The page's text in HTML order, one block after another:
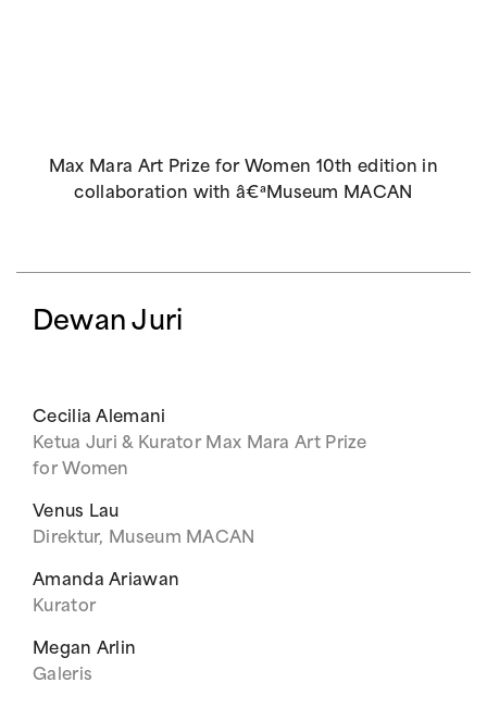
Max Mara Art Prize for Women 10th edition in
collaboration with â€ªMuseum MACAN
Dewan Juri
Cecilia Alemani
Ketua Juri & Kurator Max Mara Art Prize
for Women
Venus Lau
Direktur, Museum MACAN
Amanda Ariawan
Kurator
Megan Arlin
Galeris